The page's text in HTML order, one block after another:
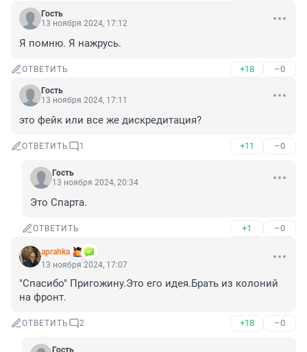
Гость
13 ноября 2024, 17:12
Я помню. Я нажрусь.
ОТВЕТИТЬ +18 –0
Гость
13 ноября 2024, 17:11
это фейк или все же дискредитация?
ОТВЕТИТЬ 1 +11 –0
Гость
13 ноября 2024, 20:34
Это Спарта.
ОТВЕТИТЬ +1 –0
aprahka
13 ноября 2024, 17:07
"Спасибо" Пригожину.Это его идея.Брать из колоний
на фронт.
ОТВЕТИТЬ 2 +18 –0
Гость